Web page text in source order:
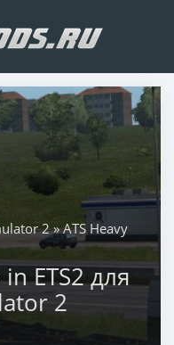
2» ATS Heavy
ETS2 для
2